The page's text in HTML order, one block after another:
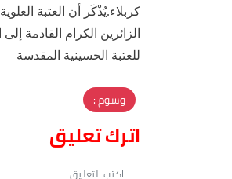
كربلاء.يُذْكَر أن العتبة
الزائرين الكرام القادمة
للعتبة الحسينية المقدسة
وسوم :
اترك تعليق